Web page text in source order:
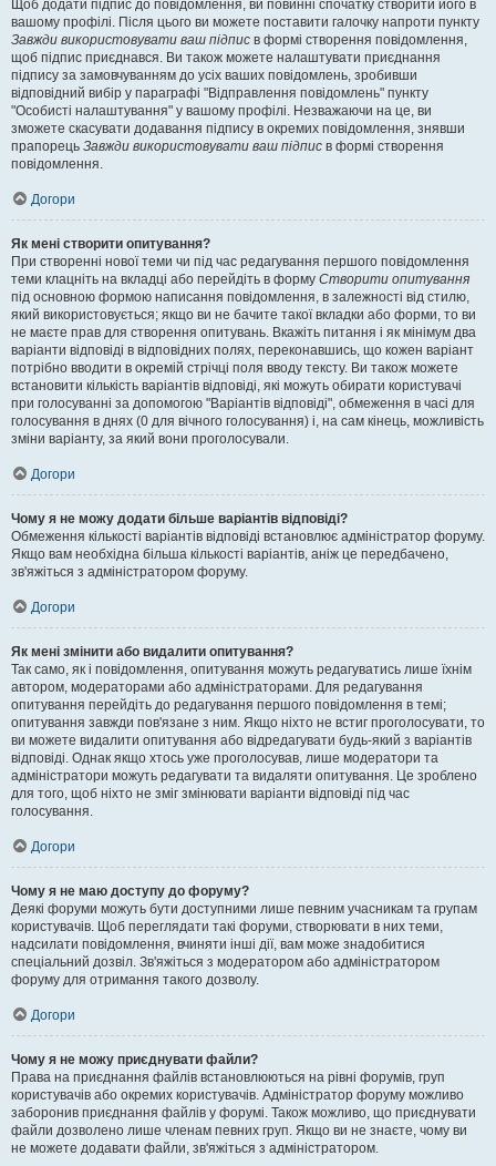
Щоб додати підпис до повідомлення, ви повинні спочатку створити його в
вашому профілі. Після цього ви можете поставити галочку напроти пункту
Завжди використовувати ваш підпис в формі створення повідомлення,
щоб підпис приєднався. Ви також можете налаштувати приєднання
підпису за замовчуванням до усіх ваших повідомлень, зробивши
відповідний вибір у параграфі "Відправлення повідомлень" пункту
"Особисті налаштування" у вашому профілі. Незважаючи на це, ви
зможете скасувати додавання підпису в окремих повідомлення, знявши
прапорець Завжди використовувати ваш підпис в формі створення
повідомлення.
Догори
Як мені створити опитування?
При створенні нової теми чи під час редагування першого повідомлення
теми клацніть на вкладці або перейдіть в форму Створити опитування
під основною формою написання повідомлення, в залежності від стилю,
який використовується; якщо ви не бачите такої вкладки або форми, то ви
не маєте прав для створення опитувань. Вкажіть питання і як мінімум два
варіанти відповіді в відповідних полях, переконавшись, що кожен варіант
потрібно вводити в окремій стрічці поля вводу тексту. Ви також можете
встановити кількість варіантів відповіді, які можуть обирати користувачі
при голосуванні за допомогою "Варіантів відповіді", обмеження в часі для
голосування в днях (0 для вічного голосування) і, на сам кінець, можливість
зміни варіанту, за який вони проголосували.
Догори
Чому я не можу додати більше варіантів відповіді?
Обмеження кількості варіантів відповіді встановлює адміністратор форуму.
Якщо вам необхідна більша кількості варіантів, аніж це передбачено,
зв'яжіться з адміністратором форуму.
Догори
Як мені змінити або видалити опитування?
Так само, як і повідомлення, опитування можуть редагуватись лише їхнім
автором, модераторами або адміністраторами. Для редагування
опитування перейдіть до редагування першого повідомлення в темі;
опитування завжди пов'язане з ним. Якщо ніхто не встиг проголосувати, то
ви можете видалити опитування або відредагувати будь-який з варіантів
відповіді. Однак якщо хтось уже проголосував, лише модератори та
адміністратори можуть редагувати та видаляти опитування. Це зроблено
для того, щоб ніхто не зміг змінювати варіанти відповіді під час
голосування.
Догори
Чому я не маю доступу до форуму?
Деякі форуми можуть бути доступними лише певним учасникам та групам
користувачів. Щоб переглядати такі форуми, створювати в них теми,
надсилати повідомлення, вчиняти інші дії, вам може знадобитися
спеціальний дозвіл. Зв'яжіться з модератором або адміністратором
форуму для отримання такого дозволу.
Догори
Чому я не можу приєднувати файли?
Права на приєднання файлів встановлюються на рівні форумів, груп
користувачів або окремих користувачів. Адміністратор форуму можливо
заборонив приєднання файлів у форумі. Також можливо, що приєднувати
файли дозволено лише членам певних груп. Якщо ви не знаєте, чому ви
не можете додавати файли, зв'яжіться з адміністратором.